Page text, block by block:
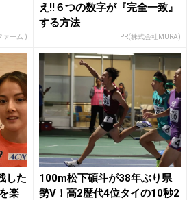
ァーム )
え!!６つの数字が『完全一致』
する方法
PR(株式会社MURA)
した
楽
100m松下碩斗が38年ぶり県
勢V！高2歴代4位タイの10秒2